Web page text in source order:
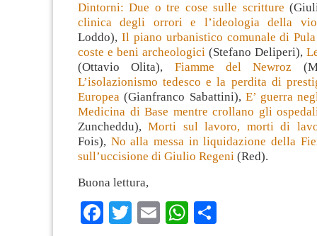
Dintorni: Due o tre cose sulle scritture
clinica degli orrori e l’ideologia della
Loddo), Il piano urbanistico comunale di
coste e beni archeologici (Stefano Deliperi),
(Ottavio Olita), Fiamme del Newroz
L’isolazionismo tedesco e la perdita di
Europea (Gianfranco Sabattini), E’ guerra
Medicina di Base mentre crollano gli
Zuncheddu),Morti sul lavoro, morti di
Fois), No alla messa in liquidazione della
sull’uccisione di Giulio Regeni (Red).
Buona lettura,
Facebook
TwitterEmailWhatsApp